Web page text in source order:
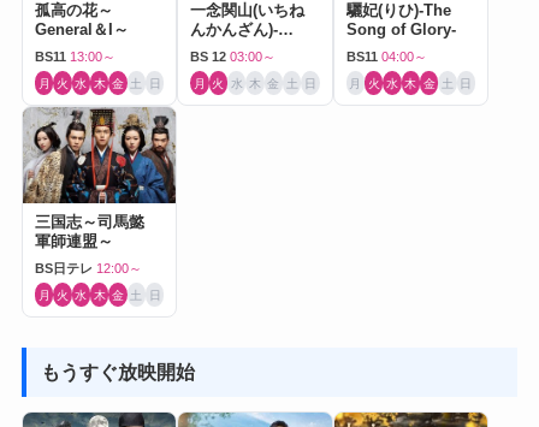
孤高の花～
General＆I～
BS11 13:00～
月 火 水 木 金 土 日
一念関山(いちね
んかんざん)-
Journey to Love-
BS 12 03:00～
月 火 水 木 金 土 日
驪妃(りひ)-The
Song of Glory-
BS11 04:00～
月 火 水 木 金 土 日
三国志～司馬懿
軍師連盟～
BS日テレ 12:00～
月 火 水 木 金 土 日
もうすぐ放映開始